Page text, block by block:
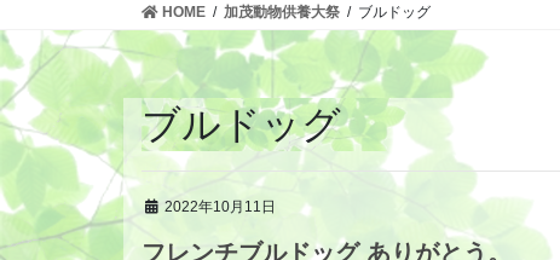
HOME 加茂動物供養大祭 ブルドッグ
ブルドッグ
2022年10月11日
フレンチブルドッグ ありがとう。